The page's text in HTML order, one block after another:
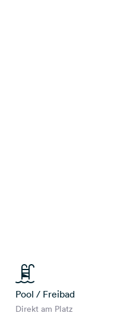
Pool / Freibad
Direkt am Platz